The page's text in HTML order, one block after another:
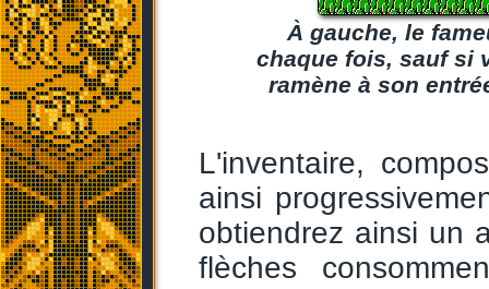
À gauche, le
chaque fois, sauf si
ramène à son
L'inventaire,
ainsi
obtiendrez ainsi un
flèches